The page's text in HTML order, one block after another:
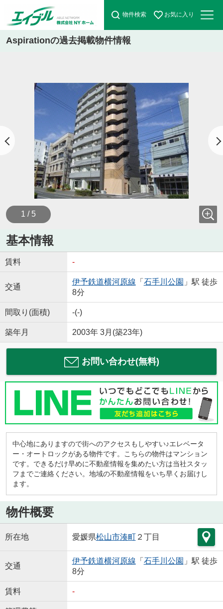
物件検索 お気に入り
Aspirationの過去掲載物件情報
1 / 5
基本情報
賃料 -
交通
伊予鉄道横河原線 「 石手川公園 」駅 徒歩
8分
間取り(面積) -(-)
築年月 2003年 3月(築23年)
お問い合わせ(無料)
中心地にありますので街へのアクセスもしやすい♪エレベータ
ー・オートロックがある物件です。こちらの物件はマンション
です。できるだけ早めに不動産情報を集めたい方は当社スタッ
フまでご連絡ください。地域の不動産情報をいち早くお届けし
ます。
物件概要
所在地 愛媛県松山市湊町２丁目
交通
伊予鉄道横河原線 「 石手川公園 」駅 徒歩
8分
賃料 -